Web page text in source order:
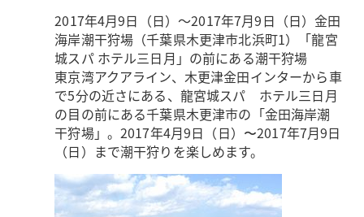
2017年4月9日（日）～2017年7月9日（日） 金田
海岸潮干狩場（千葉県木更津市北浜町1）
「龍宮
城スパ ホテル三日月」の前にある潮干狩場
東京湾アクアライン、木更津金田インターから車
で5分の近さにある、龍宮城スパ ホテル三日月
の目の前にある千葉県木更津市の「金田海岸潮
干狩場」。2017年4月9日（日）〜2017年7月9日
（日）まで潮干狩りを楽しめます。